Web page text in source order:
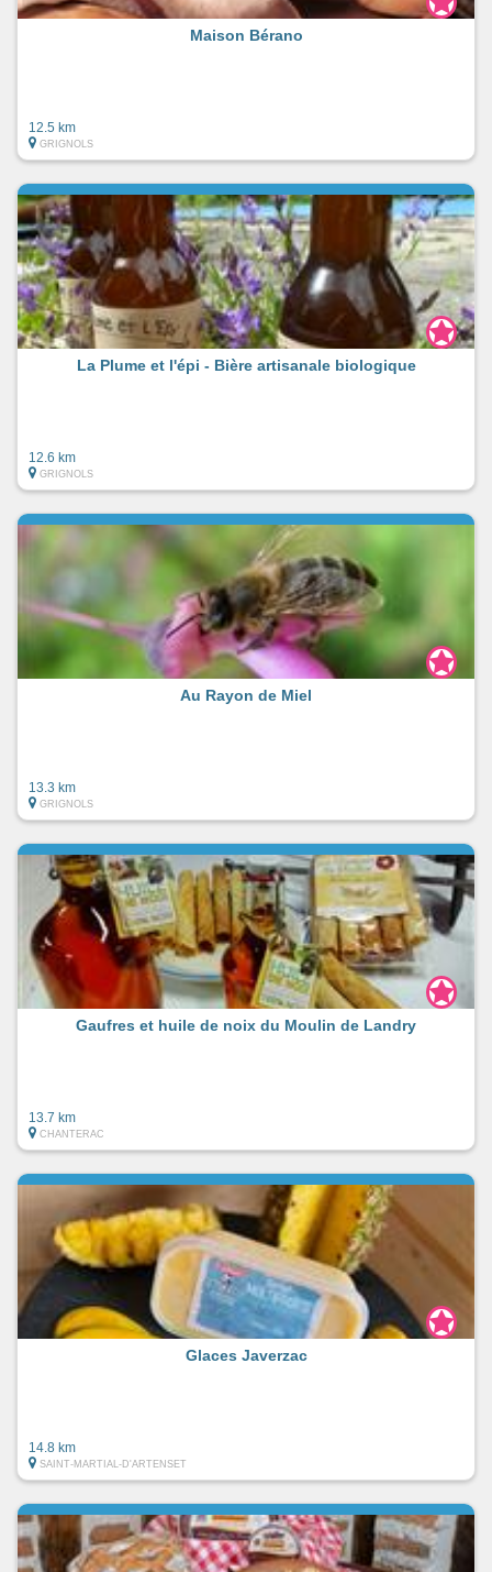
Maison Bérano
12.5 km
GRIGNOLS
La Plume et l'épi - Bière artisanale biologique
12.6 km
GRIGNOLS
Au Rayon de Miel
13.3 km
GRIGNOLS
Gaufres et huile de noix du Moulin de Landry
13.7 km
CHANTERAC
Glaces Javerzac
14.8 km
SAINT-MARTIAL-D'ARTENSET